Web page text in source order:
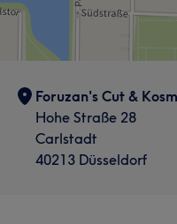
Foruzan's Cut &
Hohe Straße 28
Carlstadt
40213 Düsseldorf